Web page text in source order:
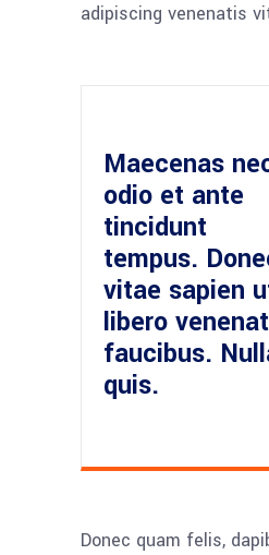
adipiscing venenatis
Maecenas
odio et ante
tincidunt
tempus.
vitae sapien
libero
faucibus.
quis.
Donec quam felis,